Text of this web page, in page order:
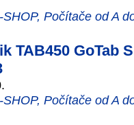
SHOP, Počítače od A
TAB450 GoTab
SHOP, Počítače od A